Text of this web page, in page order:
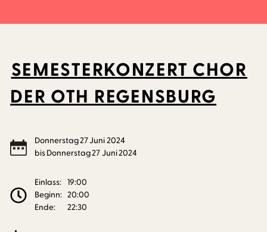
SEMESTERKONZERT CHOR
DER OTH REGENSBURG
Donnerstag27Juni2024
bisDonnerstag27 Juni2024
Einlass: 19:00
Beginn: 20:00
Ende:
22:30